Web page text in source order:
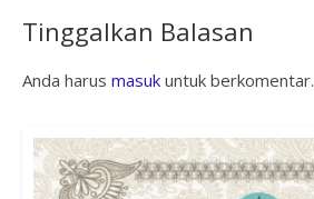
Tinggalkan Balasan
Anda harus masukuntuk berkomentar.